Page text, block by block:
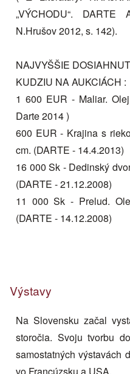
„VÝCHODU“.
N.Hrušov 2012, s. 142).
NAJVYŠŠIE
KUDZIU NA AUKCIÁCH :
1 600 EUR - Maliar.
Darte 2014 )
600 EUR - Krajina s
cm. (DARTE - 14.4.2013)
16 000 Sk - Dedinský
(DARTE - 21.12.2008)
11 000 Sk - Prelud.
(DARTE - 14.12.2008)
Výstavy
Na Slovensku začal
storočia. Svoju tvorbu
samostatných výstavách